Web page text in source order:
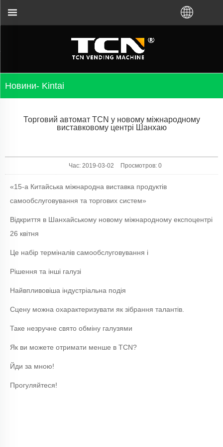
Новини- Kintai
Торговий автомат TCN у новому міжнародному
виставковому центрі Шанхаю
Час: 2019-03-02 Просмотров: 0
«15-а Китайська міжнародна виставка продуктів
самообслуговування та торгових систем»
Відкриття в Шанхайському новому міжнародному експоцентрі
26 квітня
Це набір терміналів самообслуговування і
Рішення та інші галузі
Найвпливовіша індустріальна подія
Сцену можна охарактеризувати як зібрання талантів.
Таке незручне свято обміну галузями
Як ви можете отримати менше в TCN?
Йди за мною!
Прогуляйтеся!
незалежно від того, придбали ви